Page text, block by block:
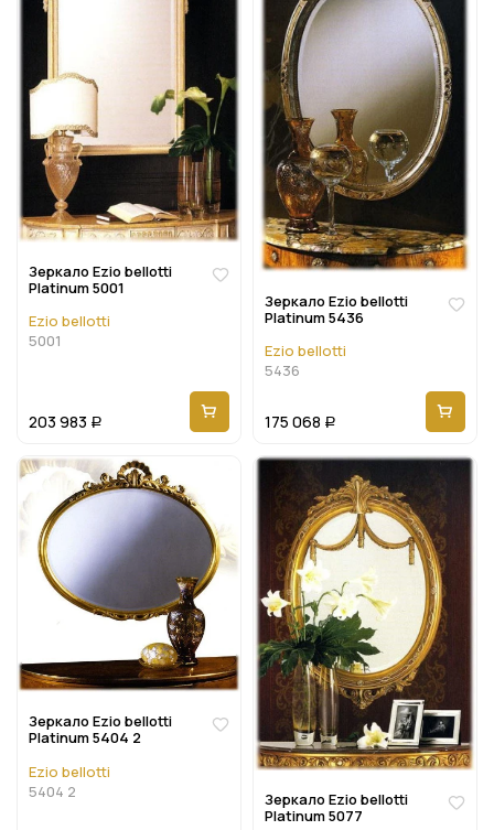
Зеркало Ezio bellotti
Platinum 5001
Ezio bellotti
5001
203 983 Р
Зеркало Ezio bellotti
Platinum 5436
Ezio bellotti
5436
175 068 Р
Зеркало Ezio bellotti
Platinum 5404 2
Ezio bellotti
5404 2
Зеркало Ezio bellotti
Platinum 5077